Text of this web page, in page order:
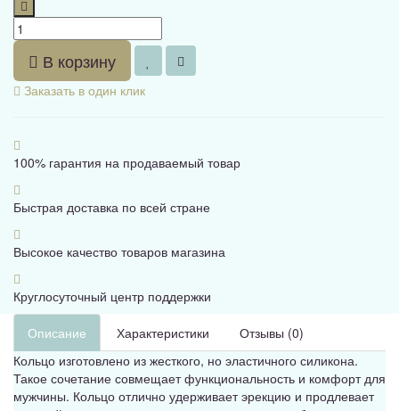
В корзину
Заказать в один клик
100% гарантия на продаваемый товар
Быстрая доставка по всей стране
Высокое качество товаров магазина
Круглосуточный центр поддержки
Описание Характеристики
Отзывы (0)
Кольцо изготовлено из жесткого, но эластичного силикона.
Такое сочетание совмещает функциональность и комфорт для
мужчины. Кольцо отлично удерживает эрекцию и продлевает